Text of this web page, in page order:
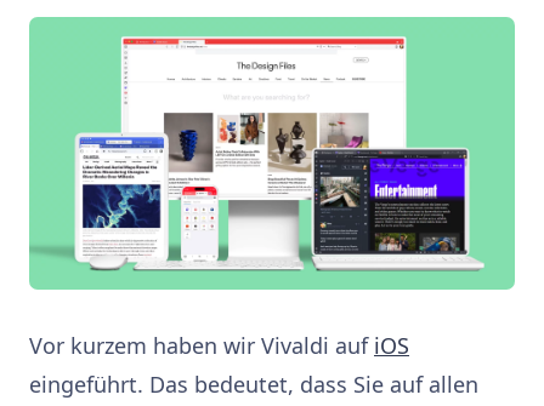
Vor kurzem haben wir Vivaldi auf iOS
eingeführt. Das bedeutet, dass Sie auf allen